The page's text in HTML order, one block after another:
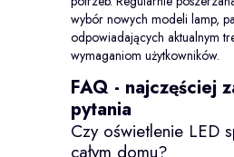
wybór nowych modeli lamp,
odpowiadających aktualnym
wymaganiom użytkowników.
FAQ - najczęściej
pytania
Czy oświetlenie LED
całym domu?